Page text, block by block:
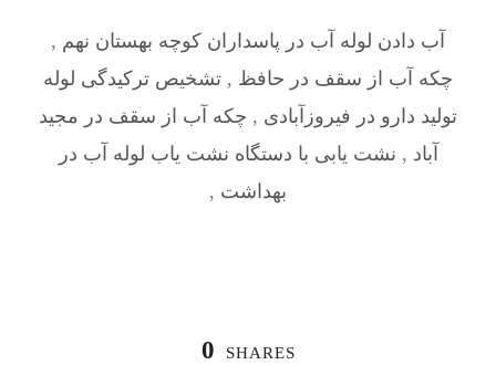
آب دادن لوله آب در پاسداران کوچه بهستان نهم ,
چکه آب از سقف در حافظ , تشخیص ترکیدگی لوله
تولید دارو در فیروزآبادی , چکه آب از سقف در مجید
آباد , نشت یابی با دستگاه نشت یاب لوله آب در
بهداشت ,
0 SHARES